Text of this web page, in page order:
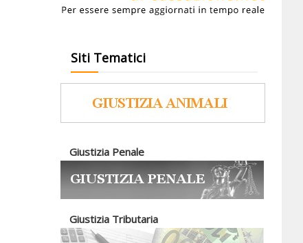
Siti Tematici
Giustizia Penale
Giustizia Tributaria